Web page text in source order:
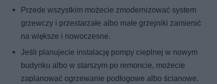
Przede wszystkim możecie zmodernizować system
grzewczy i przestarzałe albo małe grzejniki zamienić
na większe i nowoczesne.
Jeśli planujecie instalację pompy cieplnej w nowym
budynku albo w starszym po remoncie, możecie
zaplanować ogrzewanie podłogowe albo ścianowe.